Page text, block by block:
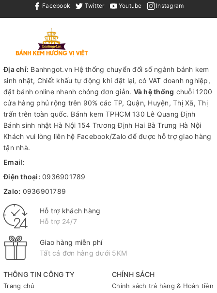
Facebook Twitter Youtube Instagram
THÔNG TIN CÔNG TY
Trang chủ
CHÍNH SÁCH
Chính sách trả hàng & Hoàn tiền
Địa chỉ: Banhngot.vn Hệ thống chuyển đổi số ngành bánh kem
sinh nhật, Chiết khấu tự động khi đặt lại, có VAT doanh nghiệp,
đặt bánh online nhanh chóng đơn giản. Và hệ thống chuỗi 1200
cửa hàng phủ rộng trên 90% các TP, Quận, Huyện, Thị Xã, Thị
trấn trên toàn quốc. Bánh kem TPHCM130 Lê Quang Định
Bánh sinh nhật Hà Nội 154 Trương Định Hai Bà Trưng Hà Nội
Khách vui lòng liên hệ Facebook/Zalo để được hỗ trợ giao hàng
tận nhà.
Email:
Điện thoại: 0936901789
Zalo: 0936901789
Hỗ trợ khách hàng
Hỗ trợ 24/7
Giao hàng miễn phí
Tất cả đơn hàng dưới 5KM